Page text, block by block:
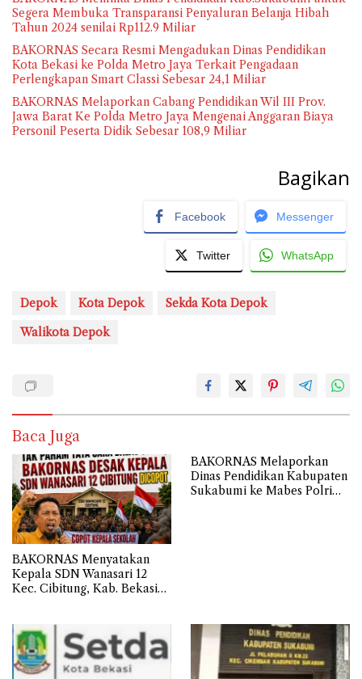
Segera Membuka Transparansi Penyaluran Belanja Hibah
Tahun 2024 senilai Rp112.9 Miliar
BAKORNAS Secara Resmi Mengadukan Dinas Pendidikan
Kota Bekasi ke Polda Metro Jaya Terkait Pengadaan
Perlengkapan Smart Classi Sebesar 24,1 Miliar
BAKORNAS Melaporkan Cabang Pendidikan Wil III Prov.
Jawa Barat Ke Polda Metro Jaya Mengenai Anggaran Biaya
Personil Peserta Didik Sebesar 108,9 Miliar
Bagikan
Facebook Messenger
Twitter WhatsApp
Depok Kota Depok
Sekda Kota Depok
Walikota Depok
Baca Juga
BAKORNAS Menyatakan
Kepala SDN Wanasari 12
Kec. Cibitung, Kab. Bekasi
asalan.
BAKORNAS Melaporkan
Dinas Pendidikan Kabupaten
Sukabumi ke Mabes Polri